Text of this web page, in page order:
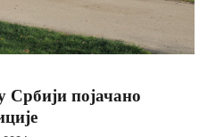
Србији појачано